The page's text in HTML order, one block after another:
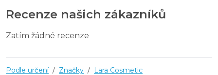
Recenze našich zákazníků
Zatím žádné recenze
Podle určení / Značky / Lara Cosmetic